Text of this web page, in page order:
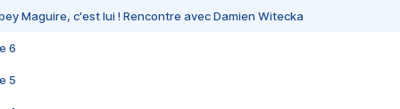
Maguire, c'est lui ! Rencontre avec Damien Witecka
6
5